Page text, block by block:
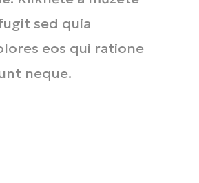
sed quia
eos qui ratione
neque.